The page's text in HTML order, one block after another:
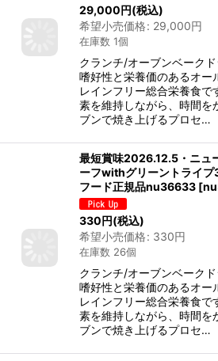
29,000円(税込)
希望小売価格: 29,000円
在庫数 1個
クランチ/オーブンベーク
嗜好性と栄養価のあるオー
レインフリー総合栄養食で
素を維持しながら、時間を
ブンで焼き上げるプロセ…
最短賞味2026.12.5・ニュ
ーフwithグリーントライ
フード正規品nu36633 [
330円(税込)
希望小売価格: 330円
在庫数 26個
クランチ/オーブンベーク
嗜好性と栄養価のあるオー
レインフリー総合栄養食で
素を維持しながら、時間を
ブンで焼き上げるプロセ…